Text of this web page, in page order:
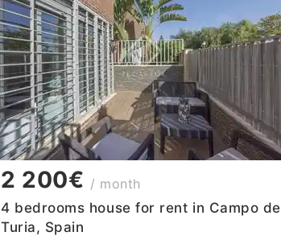
2 200€ / month
4 bedrooms house for rent in Campo de
Turia, Spain